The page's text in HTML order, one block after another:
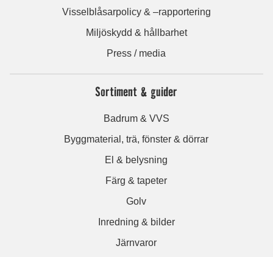
Visselblåsarpolicy & –rapportering
Miljöskydd & hållbarhet
Press / media
Sortiment & guider
Badrum & VVS
Byggmaterial, trä, fönster & dörrar
El & belysning
Färg & tapeter
Golv
Inredning & bilder
Järnvaror